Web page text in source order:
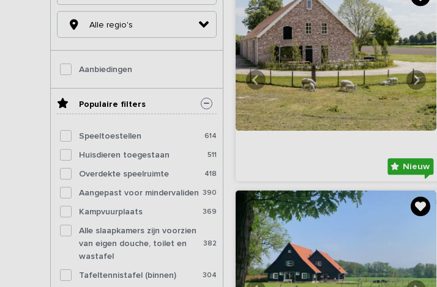
Alle regio's
Aanbiedingen
Populaire filters
Speeltoestellen 614
Huisdieren toegestaan 511
Overdekte speelruimte 418
Aangepast voor mindervaliden 390
Kampvuurplaats 369
Alle slaapkamers zijn voorzien
van eigen douche, toilet en
wastafel
382
Tafeltennistafel (binnen) 304
Nieuw